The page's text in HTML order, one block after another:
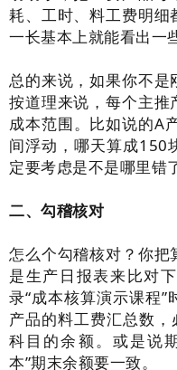
耗、工时、料工费明细
一长基本上就能看出一
总的来说，如果你不是
按道理来说，每个主推
成本范围。比如说的A
间浮动，哪天算成150
定要考虑是不是哪里错
二、勾稽核对
怎么个勾稽核对？你把
是生产日报表来比对
录“成本核算演示课程
产品的料工费汇总数，
科目的余额。或是说
本”期末余额要一致。